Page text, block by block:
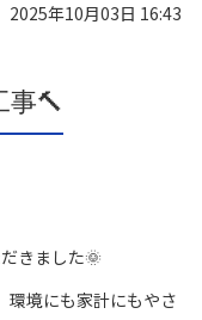
2025年10月03日 16:43
事🔨
きました🌞
環境にも家計にもやさ